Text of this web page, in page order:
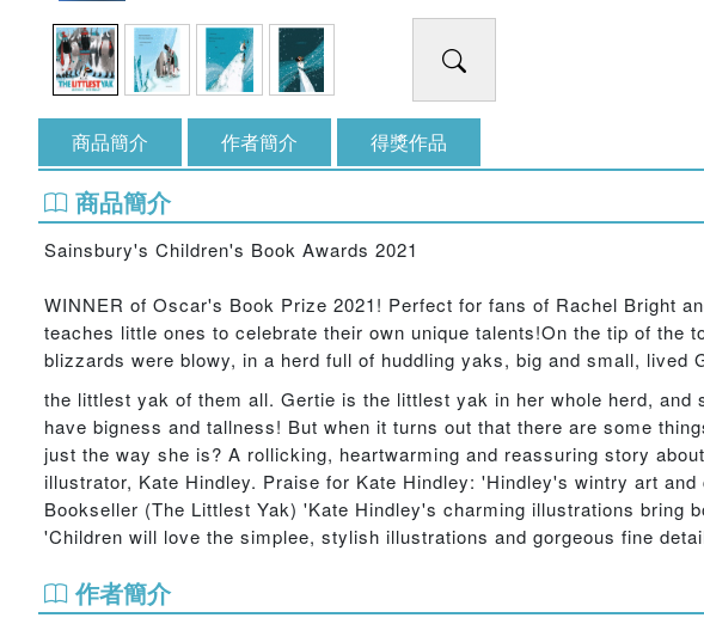
商品簡介 作者簡介 得獎作品
商品簡介
Sainsbury's Children's Book Awards 2021
WINNER of Oscar's Book Prize 2021! Perfect for fans of Rachel Bright
teaches little ones to celebrate their own unique talents!On the tip of the
blizzards were blowy, in a herd full of huddling yaks, big and small, lived
the littlest yak of them all. Gertie is the littlest yak in her whole herd,
have bigness and tallness! But when it turns out that there are some
just the way she is? A rollicking, heartwarming and reassuring story
illustrator, Kate Hindley. Praise for Kate Hindley: 'Hindley's wintry art
Bookseller (The Littlest Yak) 'Kate Hindley's charming illustrations bring
'Children will love the simplee, stylish illustrations and gorgeous fine
作者簡介